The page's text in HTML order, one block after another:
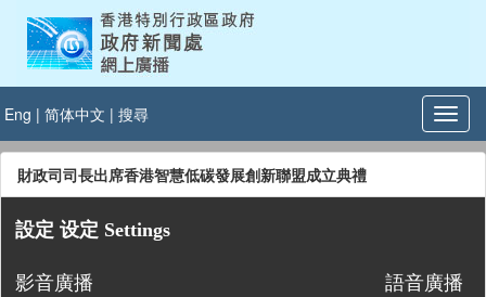
Eng | 简体中文 | 搜尋
財政司司長出席香港智慧低碳發展創新聯盟成立典禮